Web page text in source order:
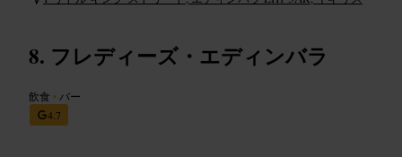
フレディーズ・エディンバラ
飲食 • バー
4.7